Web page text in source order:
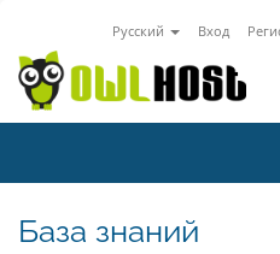
Русский Вход
База знаний